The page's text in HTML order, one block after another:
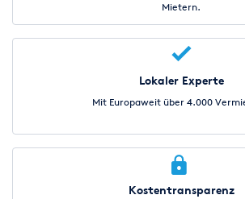
Mietern.
Lokaler Experte
Mit Europaweit über 4.000
Kostentransparenz